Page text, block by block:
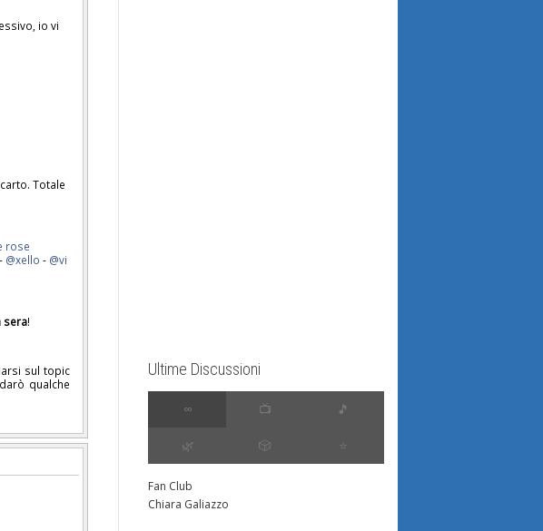
io vi
Totale
rose
- @xello - @vi
sera!
sul topic
qualche
Ultime Discussioni
∞ 📺 🎵
🌿 🎲 ⭐️
Fan Club
Chiara Galiazzo